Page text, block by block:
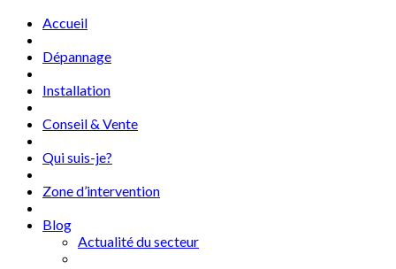
Accueil
Dépannage
Installation
Conseil & Vente
Qui suis-je?
Zone d’intervention
Blog
Actualité du secteur